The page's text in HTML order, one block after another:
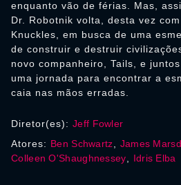
enquanto vão de férias. Mas,
Dr. Robotnik volta, desta vez
Knuckles, em busca de uma
de construir e destruir
novo companheiro, Tails, e
uma jornada para encontrar a
caia nas mãos erradas.
Diretor(es): Jeff Fowler
Atores: Ben Schwartz James
Colleen O'Shaughnessey
Idris Elba